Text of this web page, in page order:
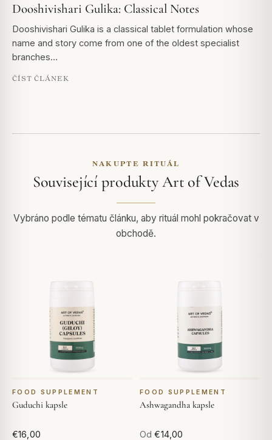
Dooshivishari Gulika: Classical Notes
Dooshivishari Gulika is a classical tablet formulation whose
name and story come from one of the oldest specialist
branches…
ČÍST ČLÁNEK
NAKUPTE RITUÁL
Související produkty Art of Vedas
Vybráno podle tématu článku, aby rituál mohl pokračovat v
obchodě.
FOOD SUPPLEMENT
Guduchi kapsle
€16,00
FOOD SUPPLEMENT
Ashwagandha kapsle
Od €14,00